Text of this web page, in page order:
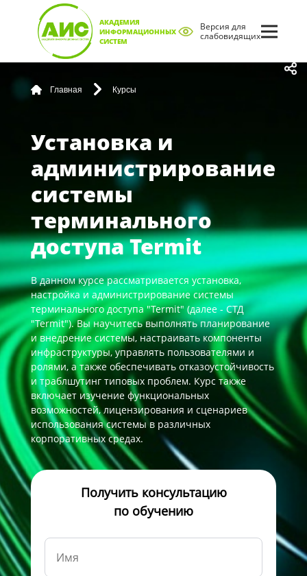
АКАДЕМИЯ
ИНФОРМАЦИОННЫХ
СИСТЕМ
Версия для
слабовидящих
Главная Курсы
Установка и
администрирование
системы
терминального
доступа Termit
В данном курсе рассматривается установка,
настройка и администрирование системы
терминального доступа "Termit" (далее - СТД
"Termit"). Вы научитесь выполнять планирование
и внедрение системы, настраивать компоненты
инфраструктуры, управлять пользователями и
ролями, а также обеспечивать отказоустойчивость
и траблшутинг типовых проблем. Курс также
включает изучение функциональных
возможностей, лицензирования и сценариев
использования системы в различных
корпоративных средах.
Получить консультацию
по обучению